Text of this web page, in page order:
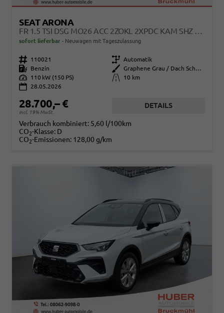
SEAT ARONA
FR 1.5 TSI DSG MO26 ACC 2ZOKL 2XPDC KAM SHZ FULL LINK
sofort lieferbar Neuwagen mit Tageszulassung
Fahrzeugnr. 110021 Getriebe Automatik
Kraftstoff
Benzin Außenfarbe
Graphene Grau / Dach Schwarz
Leistung
110 kW (150 PS) Kilometerstand
10 km
28.05.2026
28.700,– €
incl. 19% MwSt.
DETAILS
Verbrauch kombiniert: 5,60 l/100km
CO2-Klasse: D
CO2-Emissionen: 128,00 g/km